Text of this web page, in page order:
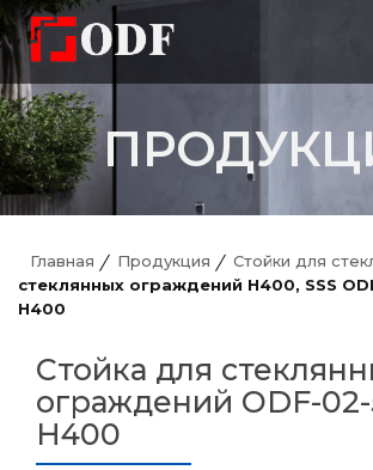
Главная Продукция Стойки для
стеклянных ограждений H400, SSS
H400
Стойка для
ограждений ODF-02-
H400